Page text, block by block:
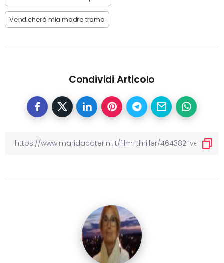
Vendicherò mia madre trama
Condividi Articolo